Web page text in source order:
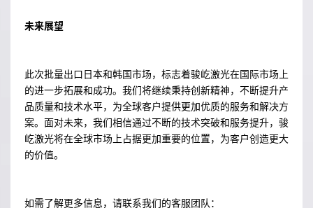
未来展望
此次批量出口日本和韩国市场，标志着骏屹激光在国际市场上
的进一步拓展和成功。我们将继续秉持创新精神，不断提升产
品质量和技术水平，为全球客户提供更加优质的服务和解决方
案。面对未来，我们相信通过不断的技术突破和服务提升，骏
屹激光将在全球市场上占据更加重要的位置，为客户创造更大
的价值。
如需了解更多信息，请联系我们的客服团队：